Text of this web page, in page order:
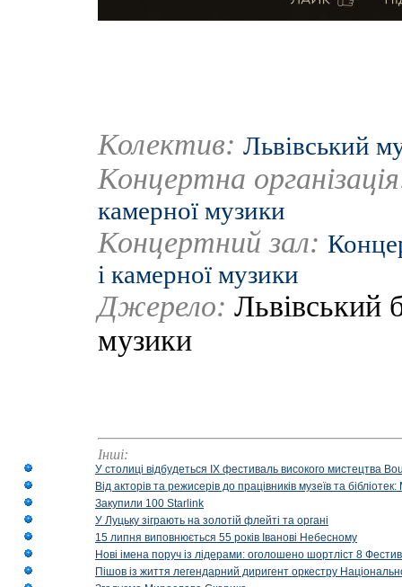
Колектив: Львівський
Концертна
камерної музики
Концертний зал:
і камерної музики
Джерело: Львівський
музики
Інші:
У столиці відбудеться IX фестиваль високого мистецтва
Від акторів та режисерів до працівників музеїв та
Закупили 100 Starlink
У Луцьку зіграють на золотій флейті та органі
15 липня виповнюється 55 років Іванові Небесному
Нові імена поруч із лідерами: оголошено шортліст 8
Пішов із життя легендарний диригент оркестру